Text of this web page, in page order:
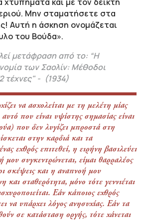
Μην σταματήσετε στα
Αυτή η άσκηση ονομάζεται
του Βούδα».
μετάφραση από το: “Η
των Σαολίν: Μέθοδοι
τέχνες" - (1934)
να ασχολείται με τη μελέτη μίας
που είναι υψίστης σημασίας είναι
που δεν λυγίζει μπροστά στη
στην καρδιά και τα
εχθρός επιτεθεί, η ειρήνη βασιλεύει
συγκεντρώνεται, είμαι θαρραλέος
σκέψεις και η αναπνοή μου
και σταθερότητα, μόνο τότε γεννιέται
Εάν κάποιος εχθρός
να υπάρχει λόγος ανησυχίας. Εάν τα
σε κατάσταση οργής, τότε χάνεται